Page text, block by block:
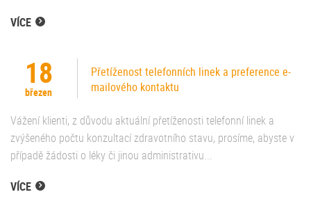
VÍCE
18
březen
Přetíženost telefonních linek a preference e-
mailového kontaktu
Vážení klienti, z důvodu aktuální přetíženosti telefonní linek a
zvýšeného počtu konzultací zdravotního stavu, prosíme, abyste v
případě žádosti o léky či jinou administrativu...
VÍCE